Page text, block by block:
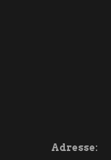
Adresse: